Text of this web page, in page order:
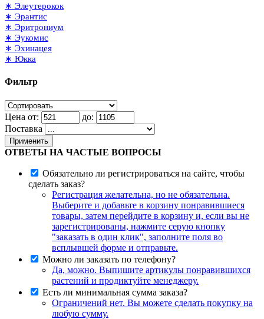
∗ Элеутерокок
∗ Эрантис
∗ Эритрониум
∗ Эукомис
∗ Эхинацея
∗ Юкка
Фильтр
Цена от:
до:
Поставка
Применить
ОТВЕТЫ НА ЧАСТЫЕ ВОПРОСЫ
Обязательно ли регистрироваться на сайте, чтобы
сделать заказ?
Регистрация желательна, но не обязательна.
Выберите и добавьте в корзину понравившиеся
товары, затем перейдите в корзину и, если вы не
зарегистрированы, нажмите серую кнопку
"заказать в один клик", заполните поля во
всплывшей форме и отправьте.
Можно ли заказать по телефону?
Да, можно. Выпишите артикулы понравившихся
растений и продиктуйте менеджеру.
Есть ли минимальная сумма заказа?
Ограничений нет. Вы можете сделать покупку на
любую сумму.